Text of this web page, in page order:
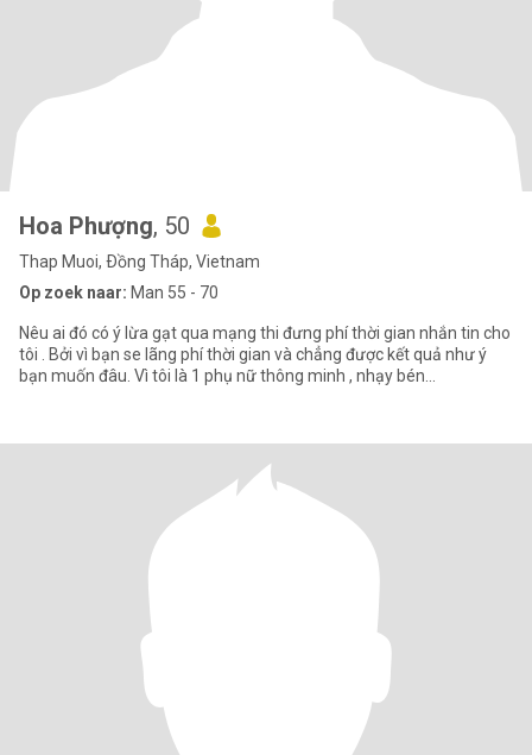
Hoa Phượng, 50
Thap Muoi, Ðồng Tháp, Vietnam
Op zoek naar: Man 55 - 70
Nêu ai đó có ý lừa gạt qua mạng thi đưng phí thời gian nhắn tin cho
tôi . Bởi vì bạn se lãng phí thời gian và chẳng được kết quả như ý
bạn muốn đâu. Vì tôi là 1 phụ nữ thông minh , nhạy bén...